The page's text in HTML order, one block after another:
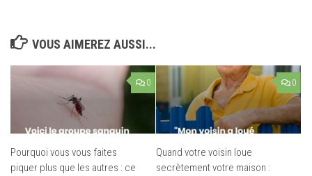
VOUS AIMEREZ AUSSI...
0
Pourquoi vous vous faites
piquer plus que les autres : ce
0
Quand votre voisin loue
secrètement votre maison :